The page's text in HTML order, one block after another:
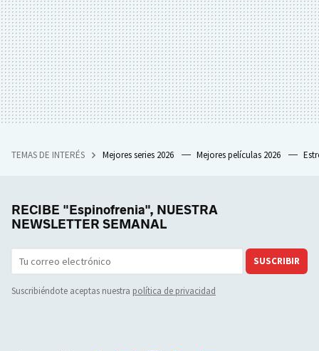
TEMAS DE INTERÉS Mejores series 2026 Mejores películas 2026
RECIBE "Espinofrenia", NUESTRA
NEWSLETTER SEMANAL
SUSCRIBIR
Suscribiéndote aceptas nuestra política de privacidad